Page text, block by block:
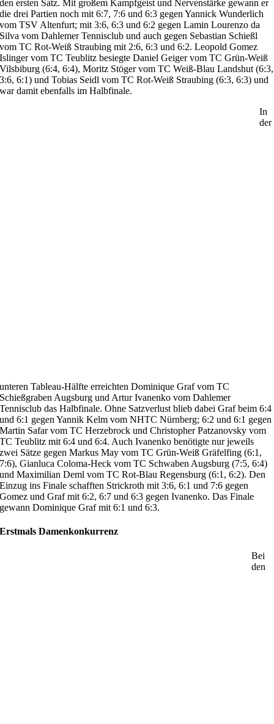
den ersten Satz. Mit großem Kampfgeist und Nervenstärke gewann er
die drei Partien noch mit 6:7, 7:6 und 6:3 gegen Yannick Wunderlich
vom TSV Altenfurt; mit 3:6, 6:3 und 6:2 gegen Lamin Lourenzo da
Silva vom Dahlemer Tennisclub und auch gegen Sebastian Schießl
vom TC Rot-Weiß Straubing mit 2:6, 6:3 und 6:2. Leopold Gomez
Islinger vom TC Teublitz besiegte Daniel Geiger vom TC Grün-Weiß
Vilsbiburg (6:4, 6:4), Moritz Stöger vom TC Weiß-Blau Landshut (6:3,
3:6, 6:1) und Tobias Seidl vom TC Rot-Weiß Straubing (6:3, 6:3) und
war damit ebenfalls im Halbfinale.
In
der
unteren Tableau-Hälfte erreichten Dominique Graf vom TC
Schießgraben Augsburg und Artur Ivanenko vom Dahlemer
Tennisclub das Halbfinale. Ohne Satzverlust blieb dabei Graf beim 6:4
und 6:1 gegen Yannik Kelm vom NHTC Nürnberg; 6:2 und 6:1 gegen
Martin Safar vom TC Herzebrock und Christopher Patzanovsky vom
TC Teublitz mit 6:4 und 6:4. Auch Ivanenko benötigte nur jeweils
zwei Sätze gegen Markus May vom TC Grün-Weiß Gräfelfing (6:1,
7:6), Gianluca Coloma-Heck vom TC Schwaben Augsburg (7:5, 6:4)
und Maximilian Deml vom TC Rot-Blau Regensburg (6:1, 6:2). Den
Einzug ins Finale schafften Strickroth mit 3:6, 6:1 und 7:6 gegen
Gomez und Graf mit 6:2, 6:7 und 6:3 gegen Ivanenko. Das Finale
gewann Dominique Graf mit 6:1 und 6:3.
Erstmals Damenkonkurrenz
Bei
den